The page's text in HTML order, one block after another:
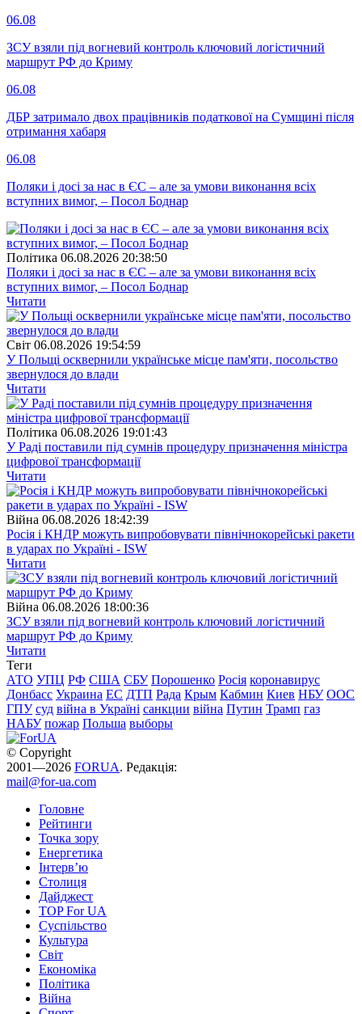
06.08
ЗСУ взяли під вогневий контроль ключовий логістичний
маршрут РФ до Криму
06.08
ДБР затримало двох працівників податкової на Сумщині після
отримання хабаря
06.08
Поляки і досі за нас в ЄС – але за умови виконання всіх
вступних вимог, – Посол Боднар
Полiтика 06.08.2026 20:38:50
Поляки і досі за нас в ЄС – але за умови виконання всіх
вступних вимог, – Посол Боднар
Читати
Свiт 06.08.2026 19:54:59
У Польщі осквернили українське місце пам'яти, посольство
звернулося до влади
Читати
Полiтика 06.08.2026 19:01:43
У Раді поставили під сумнів процедуру призначення міністра
цифрової трансформації
Читати
Війна 06.08.2026 18:42:39
Росія і КНДР можуть випробовувати північнокорейські ракети
в ударах по Україні - ISW
Читати
Війна 06.08.2026 18:00:36
ЗСУ взяли під вогневий контроль ключовий логістичний
маршрут РФ до Криму
Читати
Теги
АТО УПЦ РФ США СБУ Порошенко Росія коронавирус
Донбасс Украина ЕС ДТП Рада Крым Кабмин Киев НБУ ООС
ГПУ суд війна в Україні санкции війна Путин Трамп газ
НАБУ пожар Польша выборы
© Copyright
2001—2026 FORUA. Редакція:
mail@for-ua.com
Головне
Рейтинги
Точка зору
Енергетика
Інтерв’ю
Столиця
Дайджест
TOP For UA
Суспiльство
Культура
Світ
Економіка
Політика
Війна